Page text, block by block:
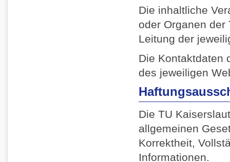
Die inhaltliche
oder Organen
Leitung der
Die Kontaktdaten
des jeweiligen
Die TU
allgemeinen
Korrektheit,
Informationen.